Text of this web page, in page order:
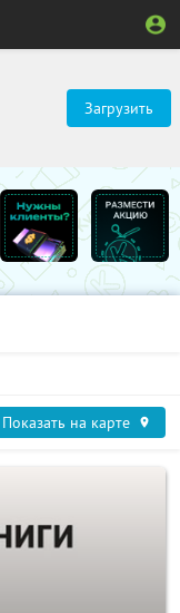
Загрузить
Показать на карте